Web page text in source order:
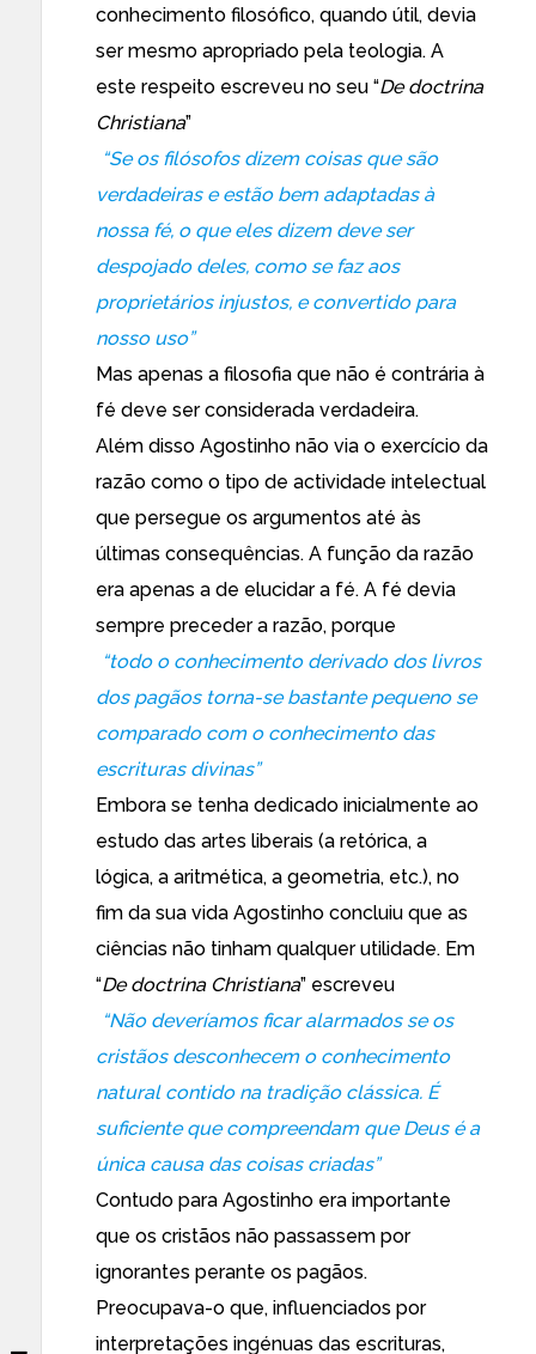
conhecimento filosófico, quando útil, devia
ser mesmo apropriado pela teologia. A
este respeito escreveu no seu “De doctrina
Christiana”
“Se os filósofos dizem coisas que são
verdadeiras e estão bem adaptadas à
nossa fé, o que eles dizem deve ser
despojado deles, como se faz aos
proprietários injustos, e convertido para
nosso uso”
Mas apenas a filosofia que não é contrária à
fé deve ser considerada verdadeira.
Além disso Agostinho não via o exercício da
razão como o tipo de actividade intelectual
que persegue os argumentos até às
últimas consequências. A função da razão
era apenas a de elucidar a fé. A fé devia
sempre preceder a razão, porque
“todo o conhecimento derivado dos livros
dos pagãos torna-se bastante pequeno se
comparado com o conhecimento das
escrituras divinas”
Embora se tenha dedicado inicialmente ao
estudo das artes liberais (a retórica, a
lógica, a aritmética, a geometria, etc.), no
fim da sua vida Agostinho concluiu que as
ciências não tinham qualquer utilidade. Em
“De doctrina Christiana” escreveu
“Não deveríamos ficar alarmados se os
cristãos desconhecem o conhecimento
natural contido na tradição clássica. É
suficiente que compreendam que Deus é a
única causa das coisas criadas”
Contudo para Agostinho era importante
que os cristãos não passassem por
ignorantes perante os pagãos.
Preocupava-o que, influenciados por
interpretações ingénuas das escrituras,